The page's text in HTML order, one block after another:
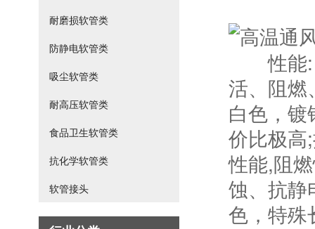
耐磨损软管类
防静电软管类
吸尘软管类
耐高压软管类
食品卫生软管类
抗化学软管类
软管接头
性能:
活、阻燃
白色，
价比极高
性能,阻
蚀、抗静
色，特殊